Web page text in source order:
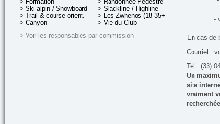
> Formation
> Ski alpin / Snowboard
> Trail & course orient.
> Canyon
> Randonnée Pédestre
> Slackline / Highline
> Les Zwhenos (18-35+ ans)
> Vie du Club
> Voir les responsables par commission
-
En cas de
Courriel :
Tel : (33)
Un
site
vraiment